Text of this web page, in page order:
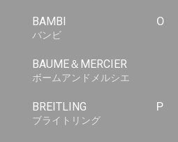
BAMBI
バンビ
BAUME＆MERCIER
ボームアンドメルシエ
BREITLING
ブライトリング
O
P